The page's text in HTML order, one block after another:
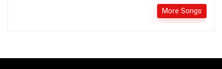
More Songs